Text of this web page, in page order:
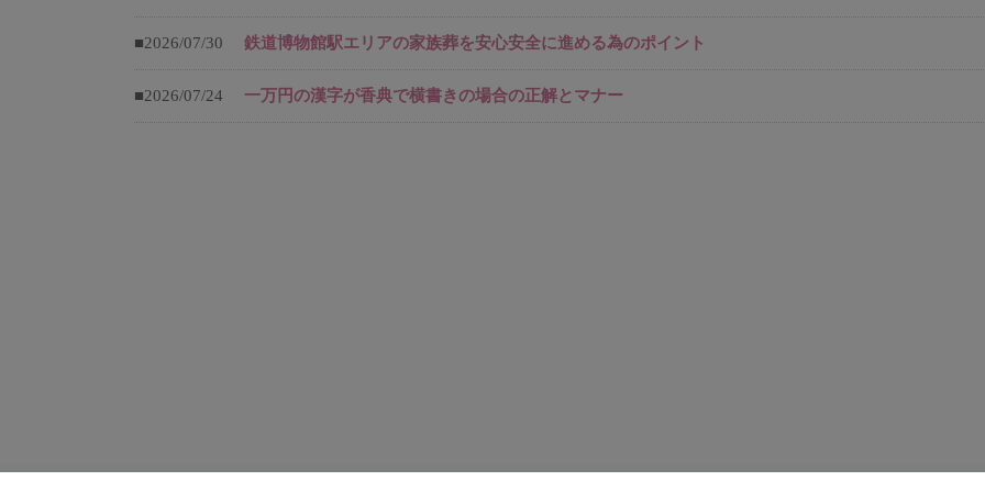
■2026/07/30 鉄道博物館駅エリアの家族葬を安心安全に進める為のポイント
■2026/07/24 一万円の漢字が香典で横書きの場合の正解とマナー